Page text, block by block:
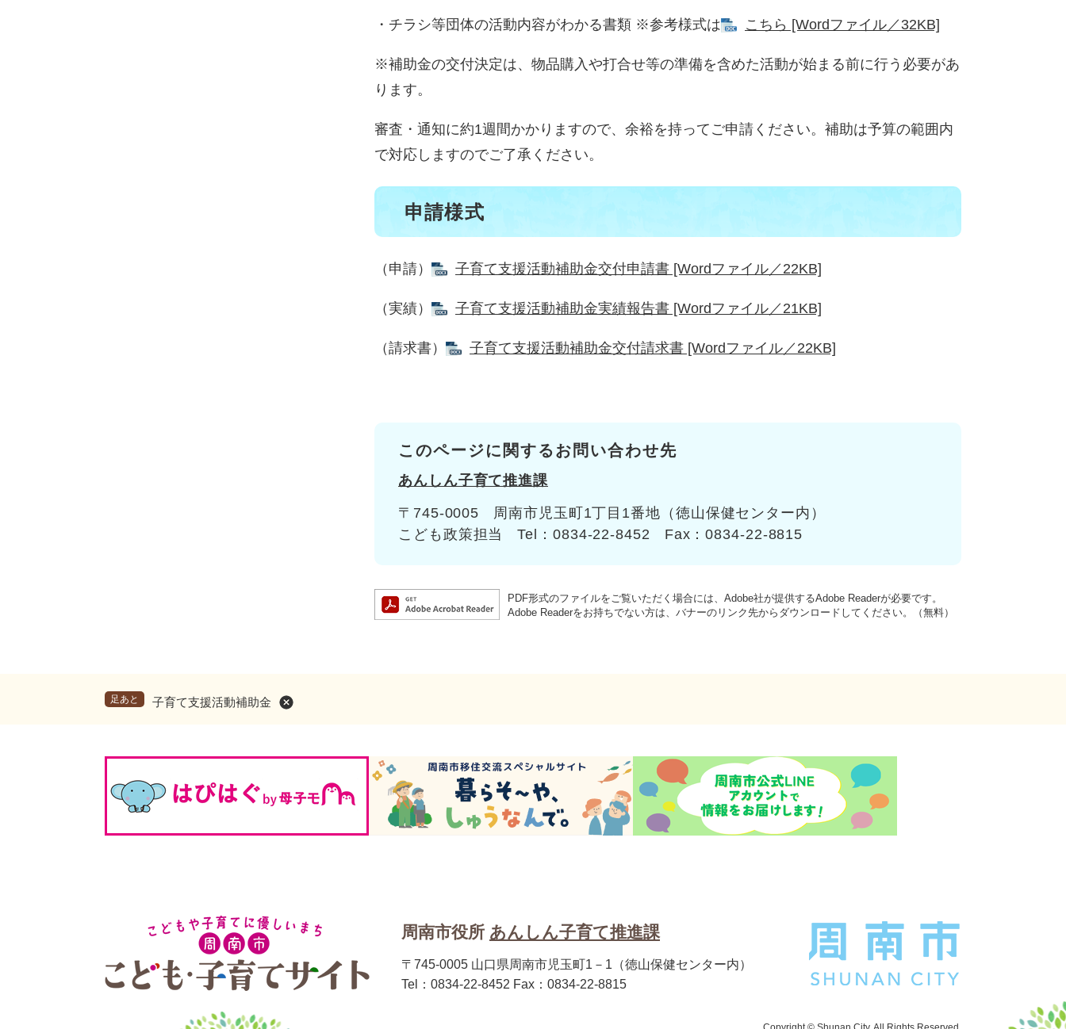
・チラシ等団体の活動内容がわかる書類 ※参考様式は こちら [Wordファイル／32KB]
※補助金の交付決定は、物品購入や打合せ等の準備を含めた活動が始まる前に行う必要があ
ります。
審査・通知に約1週間かかりますので、余裕を持ってご申請ください。補助は予算の範囲内
で対応しますのでご了承ください。
申請様式
（申請） 子育て支援活動補助金交付申請書 [Wordファイル／22KB]
（実績） 子育て支援活動補助金実績報告書 [Wordファイル／21KB]
（請求書） 子育て支援活動補助金交付請求書 [Wordファイル／22KB]
このページに関するお問い合わせ先
あんしん子育て推進課
〒745-0005
周南市児玉町1丁目1番地（徳山保健センター内）
こども政策担当
Tel：0834-22-8452 Fax：0834-22-8815
PDF形式のファイルをご覧いただく場合には、Adobe社が提供するAdobe Readerが必要です。
Adobe Readerをお持ちでない方は、バナーのリンク先からダウンロードしてください。（無料）
足あと 子育て支援活動補助金
周南市役所 あんしん子育て推進課
〒745-0005 山口県周南市児玉町1－1（徳山保健センター内）
Tel：0834-22-8452 Fax：0834-22-8815